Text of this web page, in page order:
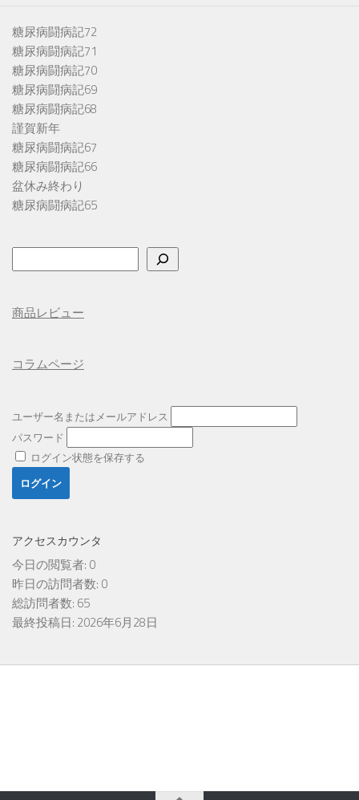
糖尿病闘病記72
糖尿病闘病記71
糖尿病闘病記70
糖尿病闘病記69
糖尿病闘病記68
謹賀新年
糖尿病闘病記67
糖尿病闘病記66
盆休み終わり
糖尿病闘病記65
索
商品レビュー
コラムページ
ユーザー名またはメールアドレス
パスワード
ログイン状態を保存する
アクセスカウンタ
今日の閲覧者: 0
昨日の訪問者数: 0
総訪問者数: 65
最終投稿日: 2026年6月28日